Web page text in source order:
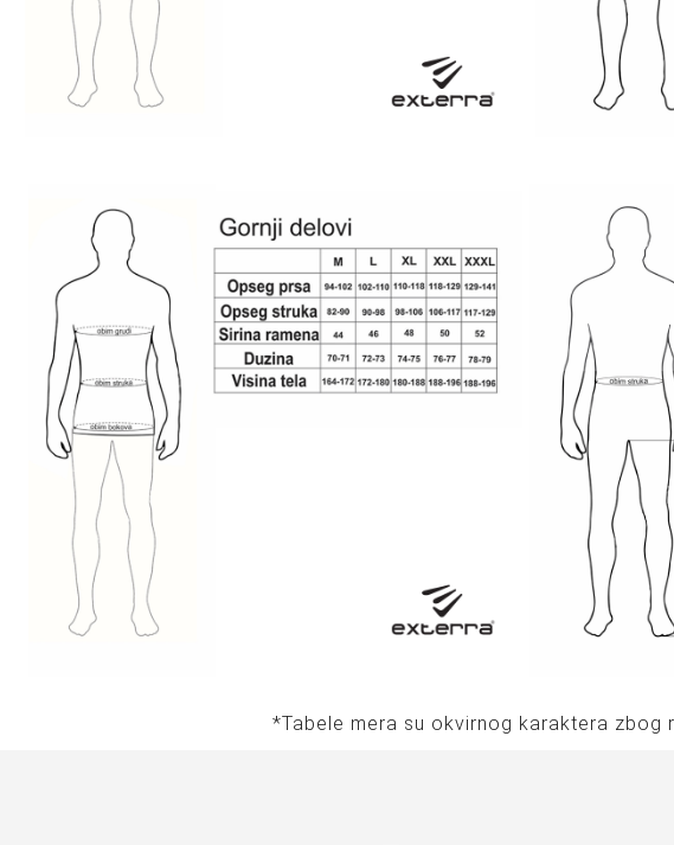
*Tabele mera su okvirnog karaktera zbog